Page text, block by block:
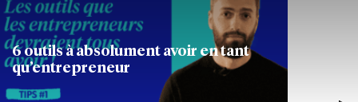
6 outils à absolument avoir en tant
qu’entrepreneur
1M17 ENTREPRENDRE